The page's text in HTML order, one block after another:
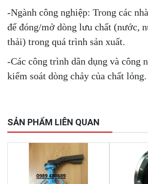
-Ngành công nghiệp: Trong các
để đóng/mở dòng lưu chất (nước,
thải) trong quá trình sản xuất.
-Các công trình dân dụng và công
kiểm soát dòng chảy của chất lỏng.
SẢN PHẨM LIÊN QUAN